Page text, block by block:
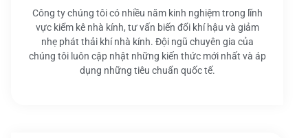
Công ty chúng tôi có nhiều năm kinh nghiệm trong lĩnh
vực kiểm kê nhà kính, tư vấn biến đổi khí hậu và giảm
nhẹ phát thải khí nhà kính. Đội ngũ chuyên gia của
chúng tôi luôn cập nhật những kiến thức mới nhất và áp
dụng những tiêu chuẩn quốc tế.